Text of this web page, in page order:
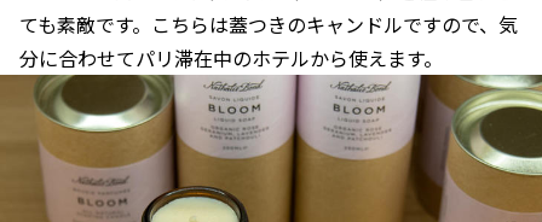
ても素敵です。こちらは蓋つきのキャンドルですので、気
分に合わせてパリ滞在中のホテルから使えます。